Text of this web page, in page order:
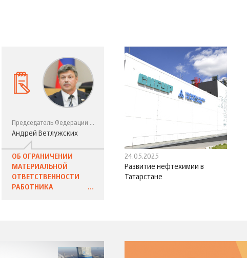
Председатель Федерации профсоюзов Свердловской области, депутат Государственной Думы России VII созыва
Андрей Ветлужских
ОБ ОГРАНИЧЕНИИ
МАТЕРИАЛЬНОЙ
ОТВЕТСТВЕННОСТИ
РАБОТНИКА
24.05.2025
Развитие нефтехимии в
Татарстане